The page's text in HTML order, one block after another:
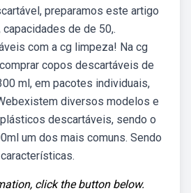
preparamos este artigo
de de 50,.
com a cg limpeza! Na cg
copos descartáveis de
ml, em pacotes individuais,
diversos modelos e
descartáveis, sendo o
um dos mais comuns. Sendo
click the button below.